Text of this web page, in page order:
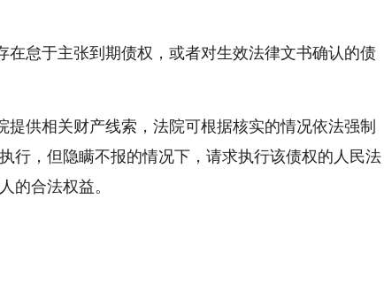
在怠于主张到期债权，或者对生效法律文书确认的债
供相关财产线索，法院可根据核实的情况依法强制
行，但隐瞒不报的情况下，请求执行该债权的人民法
的合法权益。